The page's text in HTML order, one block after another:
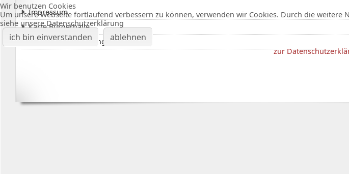
Impressum
Karte Bürgerhalle
Datenschutzerklärung
Wir benutzen Cookies
Um unsere Webseite fortlaufend verbessern zu können, verwenden wir Cookies. Durch die
siehe unsere Datenschutzerklärung
ich bin einverstanden ablehnen
zur